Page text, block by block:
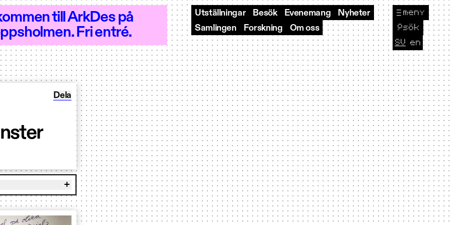
Öppet 10–18
till ArkDes på
Fri entré.
Utställningar Besök Evenemang
Nyheter
Samlingen
Forskning Om oss
meny
🔎sök
CURRENT
SV Byt
en
Dela Workshop: Plattor och mönster
Dela